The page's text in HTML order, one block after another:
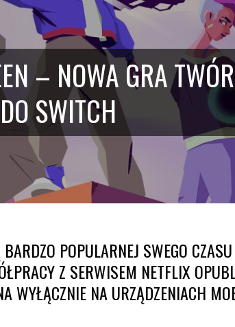
– NOWA GRA
SWITCH
POPULARNEJ SWEGO
Z SERWISEM NETFLIX
WYŁĄCZNIE NA URZĄDZENIACH